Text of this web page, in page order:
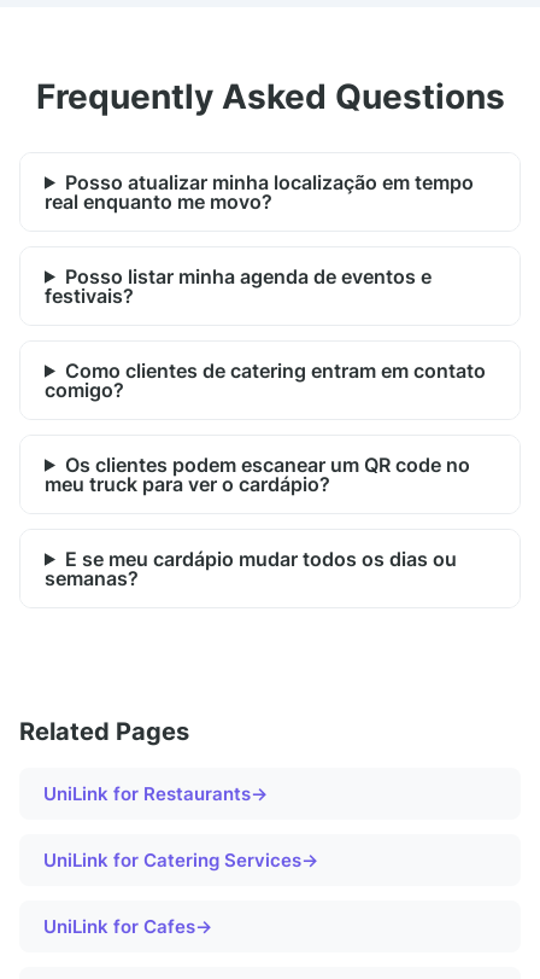
Frequently Asked Questions
Posso atualizar minha localização em tempo
real enquanto me movo?
Posso listar minha agenda de eventos e
festivais?
Como clientes de catering entram em contato
comigo?
Os clientes podem escanear um QR code no
meu truck para ver o cardápio?
E se meu cardápio mudar todos os dias ou
semanas?
Related Pages
UniLink for Restaurants→
UniLink for Catering Services→
UniLink for Cafes→